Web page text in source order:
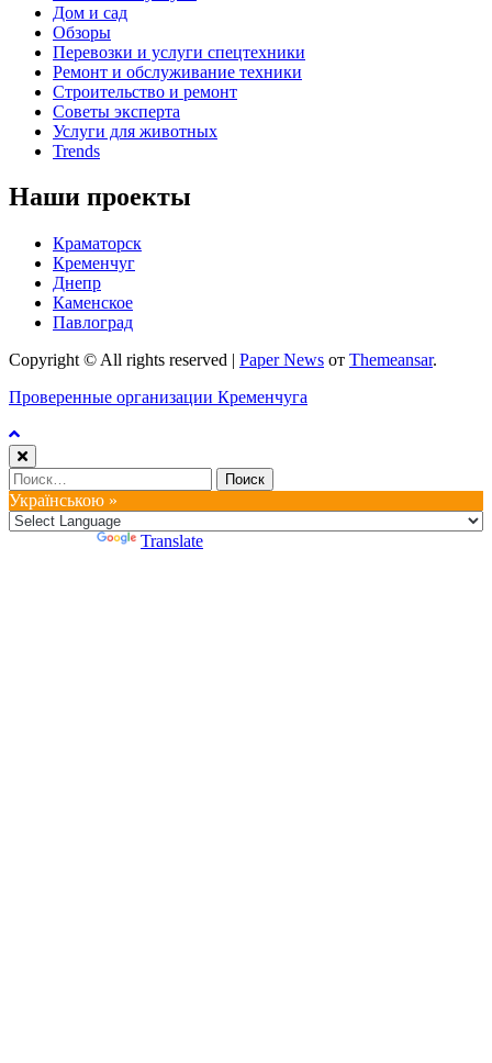
Дом и сад
Обзоры
Перевозки и услуги спецтехники
Ремонт и обслуживание техники
Строительство и ремонт
Советы эксперта
Услуги для животных
Trends
Наши проекты
Краматорск
Кременчуг
Днепр
Каменское
Павлоград
Copyright © All rights reserved | Paper News от Themeansar.
Проверенные организации Кременчуга
Найти:
Українською »
Translate